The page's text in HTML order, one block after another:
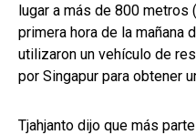
lugar a más de 800
primera hora de la mañana
utilizaron un vehículo de
por Singapur para obtener
Tjahjanto dijo que más